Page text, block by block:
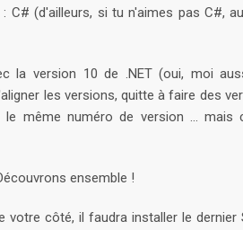
C# (d'ailleurs, si tu n'aimes pas C#,
la version 10 de .NET (oui, moi
les versions, quitte à faire des
même numéro de version ... mais
ensemble !
côté, il faudra installer le dernier